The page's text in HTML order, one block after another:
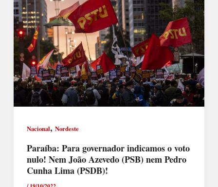
Nacional, Nordeste
Paraíba: Para governador indicamos o voto
nulo! Nem João Azevedo (PSB) nem Pedro
Cunha Lima (PSDB)!